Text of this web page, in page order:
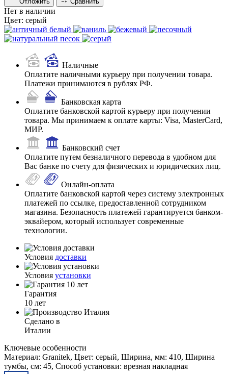
Нет в наличии
Цвет: серый
Наличные
Оплатите наличными курьеру при получении товара.
Платежи принимаются в рублях РФ.
Банковская карта
Оплатите банковской картой курьеру при получении
товара. Мы принимаем к оплате карты: Visa, MasterCard,
МИР.
Банковский счет
Оплатите путем безналичного перевода в удобном для
Вас банке по счету для физических и юридических лиц.
Онлайн-оплата
Оплатите банковской картой через систему электронных
платежей по ссылке, предоставленной сотрудником
магазина. Безопасность платежей гарантируется банком-
эквайером, который использует современные
технологии.
Условия доставки
Условия установки
Гарантия
10 лет
Сделано в
Италии
Ключевые особенности
Материал: Granitek, Цвет: серый, Ширина, мм: 410, Ширина
тумбы, см: 45, Способ установки: врезная накладная